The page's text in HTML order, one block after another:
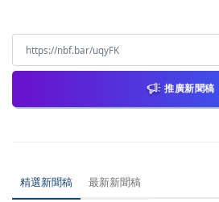
推廣新聞稿
精選新聞稿 最新新聞稿